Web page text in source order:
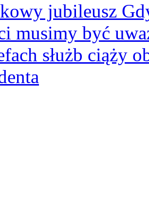
jubileusz
musimy być
służb ciąży